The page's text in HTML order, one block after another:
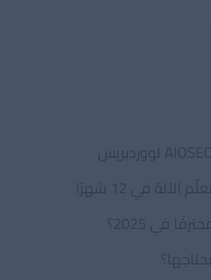
في 12 شهرًا
في 2025؟